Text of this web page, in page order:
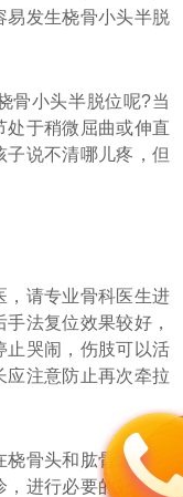
易发生桡骨小头半脱
骨小头半脱位呢?当
处于稍微屈曲或伸直
说不清哪儿疼，但
，请专业骨科医生进
法复位效果较好，
止哭闹，伤肢可以活
应注意防止再次牵拉
骨头和肱骨之间，
，进行必要的处理。